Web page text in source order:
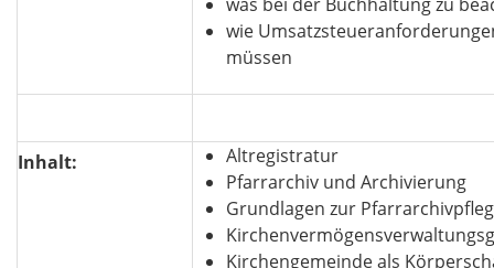
wie
müssen
Inhalt:
Altregistratur
Pfarrarchiv und Archivierung
Grundlagen zur
Kirchengemeinde als